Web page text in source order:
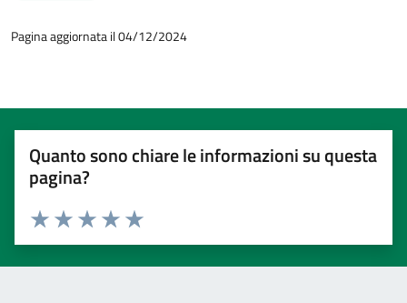
Pagina aggiornata il 04/12/2024
Quanto sono chiare le informazioni su questa
pagina?
Valuta 5 stelle su 5
Valuta 4 stelle su 5
Valuta 3 stelle su 5
Valuta 2 stelle su 5
Valuta 1 stelle su 5